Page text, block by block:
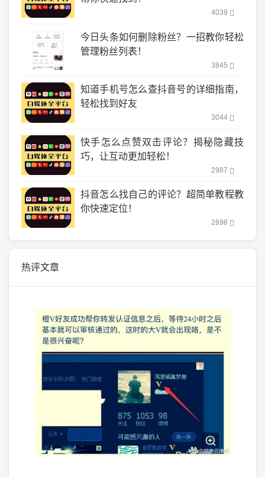
4039
今日头条如何删除粉丝？一招教你轻松
管理粉丝列表！
3845
知道手机号怎么查抖音号的详细指南，
轻松找到好友
3044
快手怎么点赞双击评论？揭秘隐藏技
巧，让互动更加轻松！
2987
抖音怎么找自己的评论？超简单教程教
你快速定位！
2898
热评文章